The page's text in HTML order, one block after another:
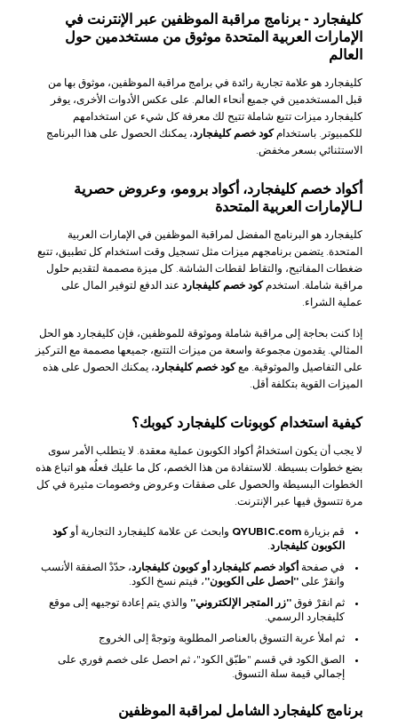
كليفجارد - برنامج مراقبة الموظفين عبر الإنترنت في
الإمارات العربية المتحدة موثوق من مستخدمين حول
العالم
كليفجارد هو علامة تجارية رائدة في برامج مراقبة الموظفين، موثوق بها من
قبل المستخدمين في جميع أنحاء العالم. على عكس الأدوات الأخرى، يوفر
كليفجارد ميزات تتبع شاملة تتيح لك معرفة كل شيء عن استخدامهم
للكمبيوتر. باستخدامكود خصم كليفجارد، يمكنك الحصول على هذا البرنامج
الاستثنائي بسعر مخفض.
أكواد خصم كليفجارد، أكواد برومو، وعروض حصرية
لـالإمارات العربية المتحدة
كليفجارد هو البرنامج المفضل لمراقبة الموظفين في الإمارات العربية
المتحدة. يتضمن برنامجهم ميزات مثل تسجيل وقت استخدام كل تطبيق، تتبع
ضغطات المفاتيح، والتقاط لقطات الشاشة. كل ميزة مصممة لتقديم حلول
مراقبة شاملة. استخدمكود خصم كليفجارد عند الدفع لتوفير المال على
عملية الشراء.
إذا كنت بحاجة إلى مراقبة شاملة وموثوقة للموظفين، فإن كليفجارد هو الحل
المثالي. يقدمون مجموعة واسعة من ميزات التتبع، جميعها مصممة مع التركيز
على التفاصيل والموثوقية. معكود خصم كليفجارد، يمكنك الحصول على هذه
الميزات القوية بتكلفة أقل.
كيفية استخدام كوبونات كليفجارد كيوبك؟
لا يجب أن يكون استخدامُ أكواد الكوبون عملية معقدة. لا يتطلب الأمر سوى
بضع خطوات بسيطة. للاستفادة من هذا الخصم، كل ما عليك فعلُه هو اتباع هذه
الخطوات البسيطة والحصول على صفقات وعروض وخصومات مثيرة في كل
مرة تتسوق فيها عبر الإنترنت.
قم بزيارة QYUBIC.com وابحث عن علامة كليفجارد التجارية أوكود
الكوبون كليفجارد
في صفحة أكواد خصم كليفجارد أو كوبون كليفجارد، حدّدْ الصفقة الأنسب
وانقرْ على "احصل على الكوبون"، فيتم نسخ الكود.
ثم انقرْ فوق "زر المتجر الإلكتروني" والذي يتم إعادة توجيهه إلى موقع
كليفجارد الرسمي.
ثم املأ عربة التسوق بالعناصر المطلوبة وتوجهْ إلى الخروج
الصق الكود في قسم "طبّق الكود"، ثم احصل على خصم فوري على
إجمالي قيمة سلة التسوق.
برنامج كليفجارد الشامل لمراقبة الموظفين